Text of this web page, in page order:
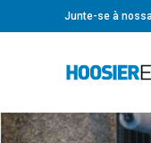
Junte-se à